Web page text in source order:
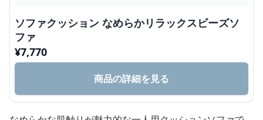
ソファクッション なめらかリラックスビーズソ
ファ
¥7,770
商品の詳細を見る